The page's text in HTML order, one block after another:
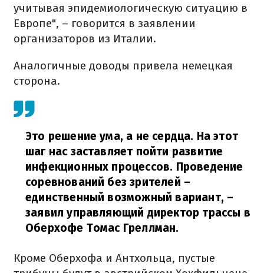
учитывая эпидемиологическую ситуацию в
Европе", – говорится в заявлении
организаторов из Италии.
Аналогичные доводы привела немецкая
сторона.
Это решение ума, а не сердца. На этот
шаг нас заставляет пойти развитие
инфекционных процессов. Проведение
соревнований без зрителей –
единственный возможный вариант, –
заявил управляющий директор трассы в
Оберхофе Томас Греллман.
Кроме Оберхофа и Антхольца, пустые